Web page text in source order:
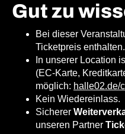
Gut zu
Bei dieser
Ticketpreis enthalten.
In unserer Location
(EC-Karte,
möglich: halle02.de/
Kein Wiedereinlass.
Sicherer
unseren Partner